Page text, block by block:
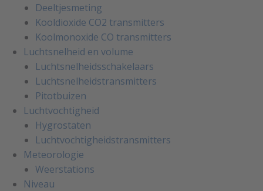
Deeltjesmeting
Kooldioxide CO2 transmitters
Koolmonoxide CO transmitters
Luchtsnelheid en volume
Luchtsnelheidsschakelaars
Luchtsnelheidstransmitters
Pitotbuizen
Luchtvochtigheid
Hygrostaten
Luchtvochtigheidstransmitters
Meteorologie
Weerstations
Niveau